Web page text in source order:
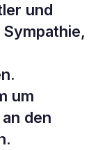
und
um
den